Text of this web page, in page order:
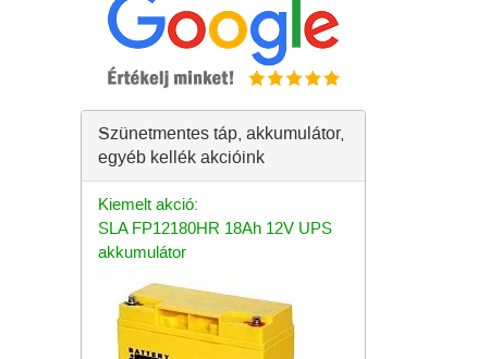
Szünetmentes táp, akkumulátor,
egyéb kellék akcióink
Kiemelt akció:
SLA FP12180HR 18Ah 12V UPS
akkumulátor